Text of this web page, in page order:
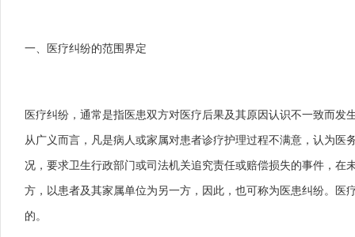
一、医疗纠纷的范围界定
医疗纠纷，通常是指医患双方对医疗后果及其原因认识不一致而
从广义而言，凡是病人或家属对患者诊疗护理过程不满意，认为
况，要求卫生行政部门或司法机关追究责任或赔偿损失的事件，
方，以患者及其家属单位为另一方，因此，也可称为医患纠纷。
的。